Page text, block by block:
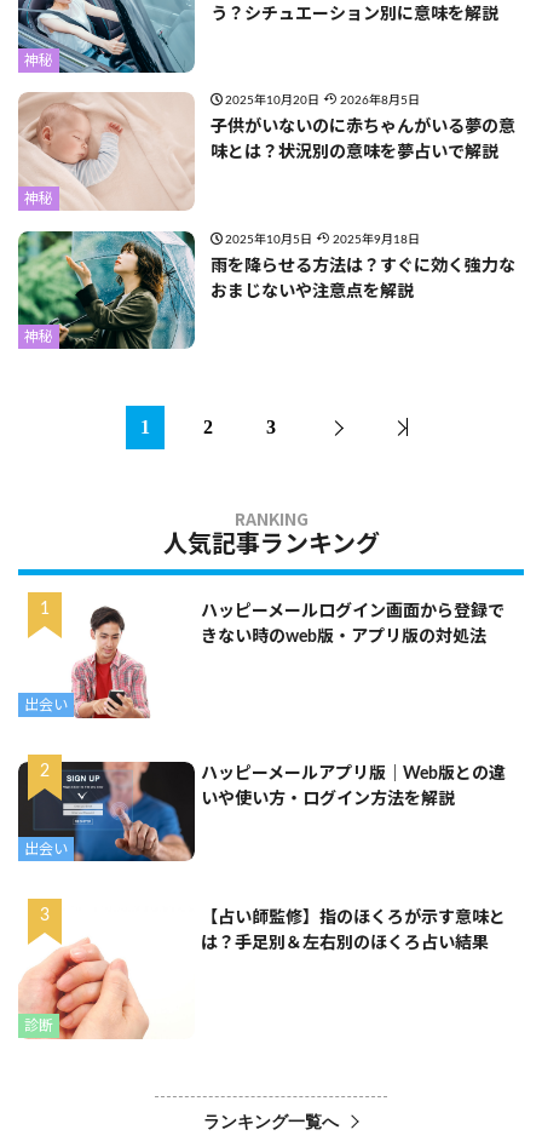
神秘
う？シチュエーション別に意味を解説
神秘
2025年10月20日 2026年8月5日
子供がいないのに赤ちゃんがいる夢の意
味とは？状況別の意味を夢占いで解説
神秘
2025年10月5日 2025年9月18日
雨を降らせる方法は？すぐに効く強力な
おまじないや注意点を解説
1 2 3
人気記事ランキング
出会い
ハッピーメールログイン画面から登録で
きない時のweb版・アプリ版の対処法
出会い
ハッピーメールアプリ版｜Web版との違
いや使い方・ログイン方法を解説
診断
【占い師監修】指のほくろが示す意味と
は？手足別＆左右別のほくろ占い結果
ランキング一覧へ